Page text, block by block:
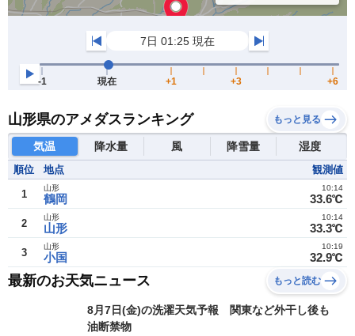
山形県のアメダスランキング もっと見る
気温 降水量 風 降雪量 湿度
順位 地点 観測値
1 鶴岡
山形
33.6℃
10:14
2 山形
山形
33.3℃
10:14
3 小国
山形
32.9℃
10:19
最新のお天気ニュース もっと読む
8月7日(金)の洗濯天気予報 関東など外干し後も
油断禁物